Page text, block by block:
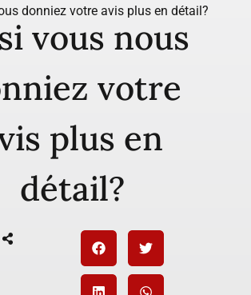
donniez votre avis plus en détail?
vous nous
votre
plus en
détail?